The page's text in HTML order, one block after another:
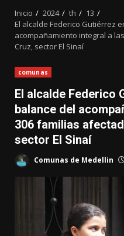
Inicio 2024 th
13
El alcalde Federico Gutiérrez
acompañamiento integral a
Cruz, sector El Sinaí
comunas
El alcalde Federico
balance del
306 familias
sector El Sinaí
Comunas de Medellin